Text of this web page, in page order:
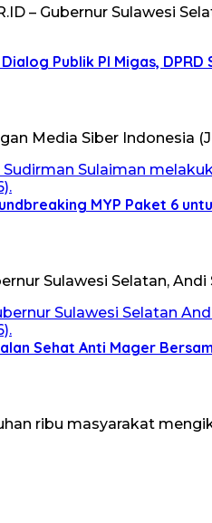
– Gubernur Sulawesi
Publik PI Migas,
Media Siber
MYP Paket 6
Sulawesi Selatan,
Sehat Anti Mager
ribu masyarakat